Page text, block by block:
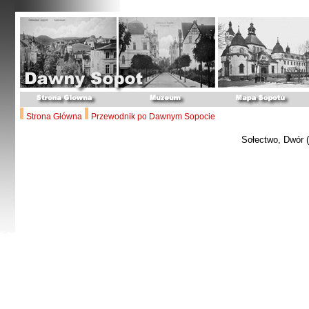
Strona Główna Przewodnik po Dawnym Sopocie
Sołectwo, Dwór